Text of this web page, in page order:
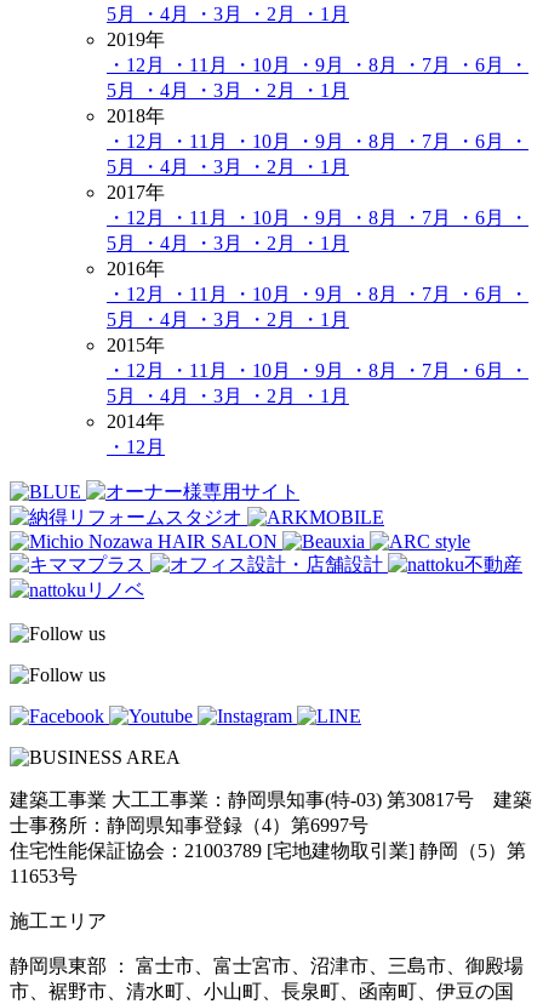
5月
・4月 ・3月 ・2月
・1月
2019年
・12月
・11月 ・10月 ・9月 ・8月 ・7月 ・6月
・
5月
・4月 ・3月 ・2月
・1月
2018年
・12月
・11月 ・10月 ・9月 ・8月 ・7月 ・6月
・
5月
・4月 ・3月 ・2月
・1月
2017年
・12月
・11月 ・10月 ・9月 ・8月 ・7月 ・6月
・
5月
・4月 ・3月 ・2月
・1月
2016年
・12月
・11月 ・10月 ・9月 ・8月 ・7月 ・6月
・
5月
・4月 ・3月 ・2月
・1月
2015年
・12月
・11月 ・10月 ・9月 ・8月 ・7月 ・6月
・
5月
・4月 ・3月 ・2月
・1月
2014年
・12月
建築工事業 大工工事業：静岡県知事(特-03) 第30817号 建築
士事務所：静岡県知事登録（4）第6997号
住宅性能保証協会：21003789 [宅地建物取引業] 静岡（5）第
11653号
施工エリア
静岡県東部 ： 富士市、富士宮市、沼津市、三島市、御殿場
市、裾野市、清水町、小山町、長泉町、函南町、伊豆の国